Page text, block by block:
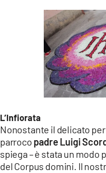
L’Infiorata
Nonostante il delicato
parroco padre Luigi
spiega – è stata un modo
del Corpus domini. Il